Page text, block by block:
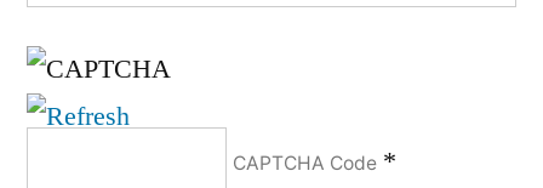
CAPTCHA Code *